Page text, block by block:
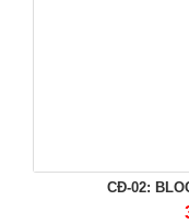
CĐ-02: